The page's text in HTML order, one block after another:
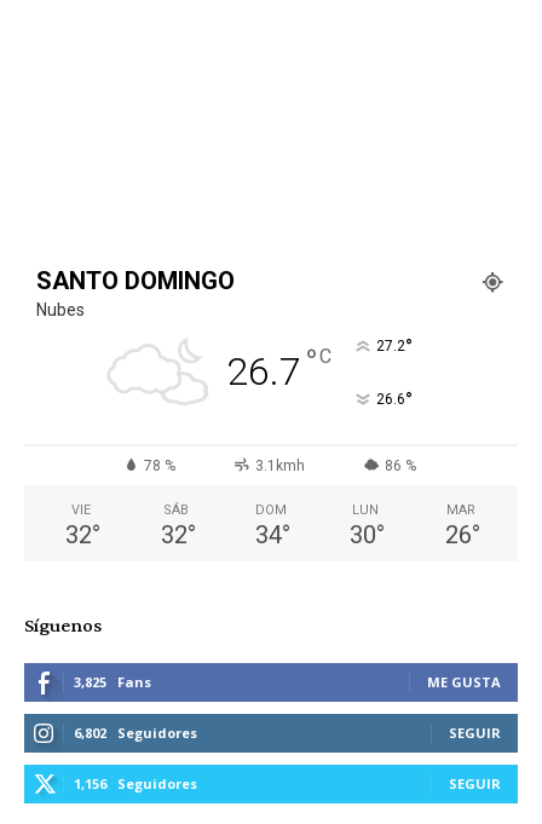
SANTO DOMINGO
Nubes
26.7 °C 27.2°
26.6°
78 % 3.1kmh 86 %
VIE
32°
SÁB
32°
DOM
34°
LUN
30°
MAR
26°
Síguenos
3,825 Fans ME GUSTA
6,802 Seguidores SEGUIR
1,156 Seguidores SEGUIR